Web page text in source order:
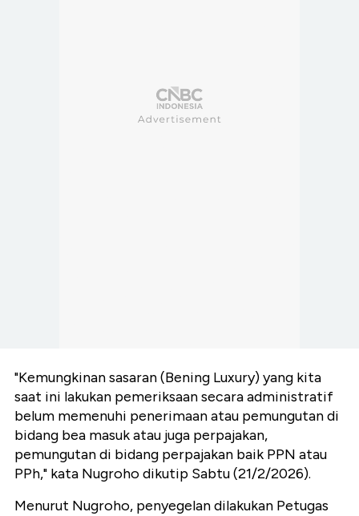
"Kemungkinan sasaran (Bening Luxury) yang kita
saat ini lakukan pemeriksaan secara administratif
belum memenuhi penerimaan atau pemungutan di
bidang bea masuk atau juga perpajakan,
pemungutan di bidang perpajakan baik PPN atau
PPh," kata Nugroho dikutip Sabtu (21/2/2026).
Menurut Nugroho, penyegelan dilakukan Petugas